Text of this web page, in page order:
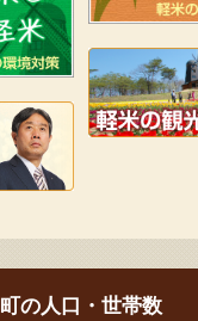
町の人口・世帯数